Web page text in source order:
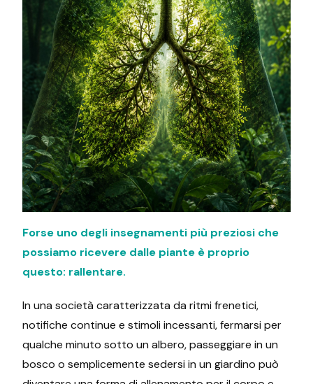
Forse uno degli insegnamenti più preziosi che
possiamo ricevere dalle piante è proprio
questo: rallentare.
In una società caratterizzata da ritmi frenetici,
notifiche continue e stimoli incessanti, fermarsi per
qualche minuto sotto un albero, passeggiare in un
bosco o semplicemente sedersi in un giardino può